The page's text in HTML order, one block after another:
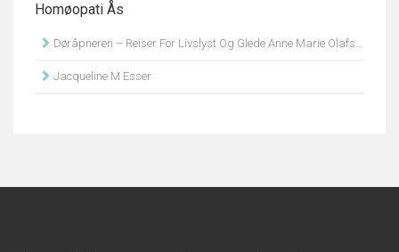
Homøopati Ås
Døråpneren – Reiser For Livslyst Og Glede Anne Marie Olafsen Sander
Jacqueline M Esser